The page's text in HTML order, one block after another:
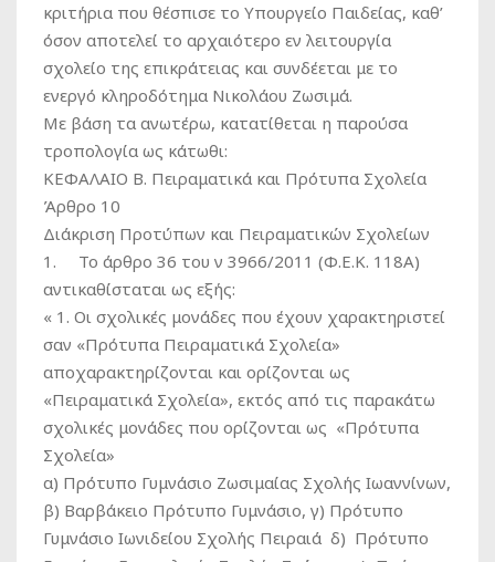
κριτήρια που θέσπισε το Υπουργείο Παιδείας, καθ’
όσον αποτελεί το αρχαιότερο εν λειτουργία
σχολείο της επικράτειας και συνδέεται με το
ενεργό κληροδότημα Νικολάου Ζωσιμά.
Με βάση τα ανωτέρω, κατατίθεται η παρούσα
τροπολογία ως κάτωθι:
ΚΕΦΑΛΑΙΟ Β. Πειραματικά και Πρότυπα Σχολεία
Άρθρο 10
Διάκριση Προτύπων και Πειραματικών Σχολείων
1. Το άρθρο 36 του ν 3966/2011 (Φ.Ε.Κ. 118Α)
αντικαθίσταται ως εξής:
« 1. Οι σχολικές μονάδες που έχουν χαρακτηριστεί
σαν «Πρότυπα Πειραματικά Σχολεία»
αποχαρακτηρίζονται και ορίζονται ως
«Πειραματικά Σχολεία», εκτός από τις παρακάτω
σχολικές μονάδες που ορίζονται ως «Πρότυπα
Σχολεία»
α) Πρότυπο Γυμνάσιο Ζωσιμαίας Σχολής Ιωαννίνων,
β) Βαρβάκειο Πρότυπο Γυμνάσιο, γ) Πρότυπο
Γυμνάσιο Ιωνιδείου Σχολής Πειραιά δ) Πρότυπο